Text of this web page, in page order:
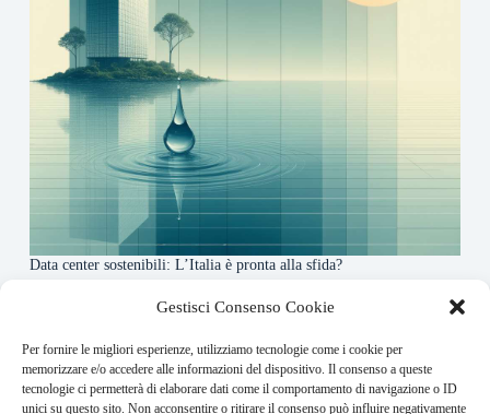
Gestisci Consenso Cookie
Per fornire le migliori esperienze, utilizziamo tecnologie come i cookie per
memorizzare e/o accedere alle informazioni del dispositivo. Il consenso a queste
tecnologie ci permetterà di elaborare dati come il comportamento di navigazione o ID
unici su questo sito. Non acconsentire o ritirare il consenso può influire negativamente
Data center sostenibili: L’Italia è pronta alla sfida?
About this website
Finance-Bullet.it ogni giorno trova per te le notizie più